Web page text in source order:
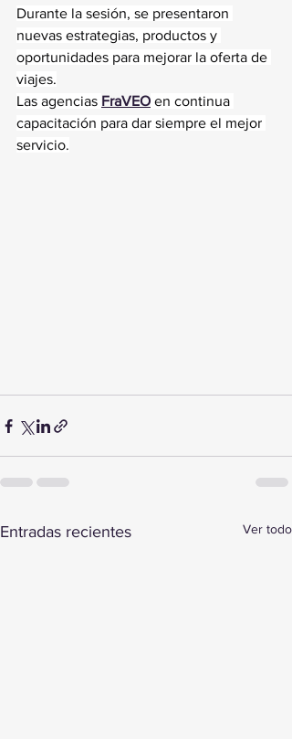
Durante la sesión, se presentaron
nuevas estrategias, productos y
oportunidades para mejorar la oferta de
viajes.
Las agencias FraVEO en continua
capacitación para dar siempre el mejor
servicio.
Entradas recientes Ver todo